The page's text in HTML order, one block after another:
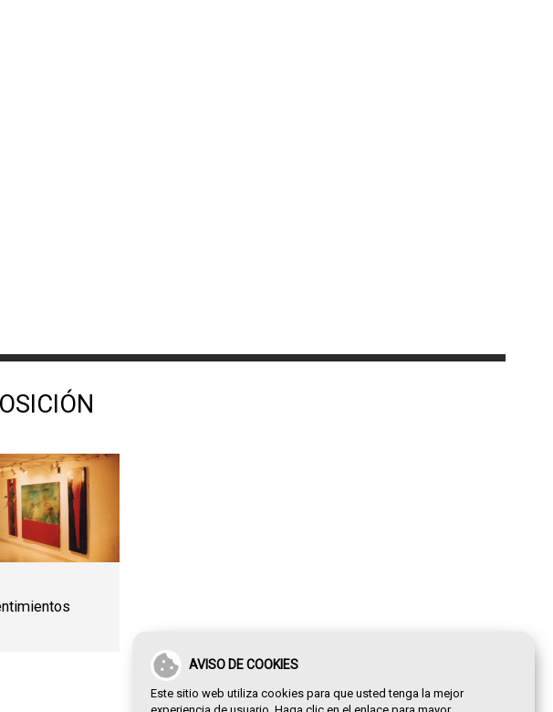
AVISO DE COOKIES
Este sitio web utiliza cookies para que usted tenga la mejor